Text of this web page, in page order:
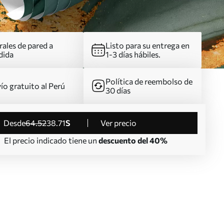
de pared a
Listo para su entrega en
1-3 días hábiles.
gratuito al Perú
Política de reembolso de
30 días
desde64.5238.71S
Ver precio
El precio indicado tiene un descuento del 40%